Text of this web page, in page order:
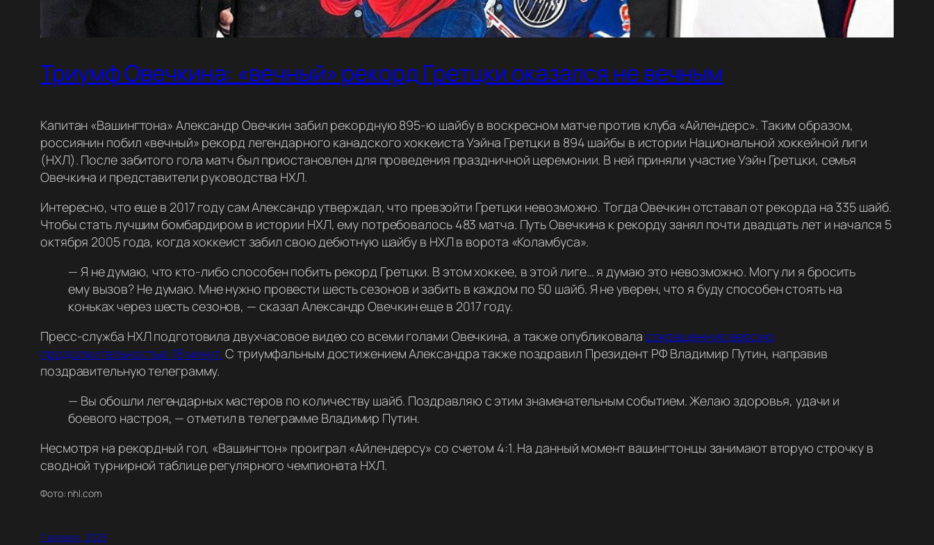
Триумф Овечкина: «вечный» рекорд Гретцки оказался не вечным
Капитан «Вашингтона» Александр Овечкин забил рекордную 895-ю шайбу в воскресном матче против клуба «Айлендерс». Таким образом,
россиянин побил «вечный» рекорд легендарного канадского хоккеиста Уэйна Гретцки в 894 шайбы в истории Национальной хоккейной лиги
(НХЛ). После забитого гола матч был приостановлен для проведения праздничной церемонии. В ней приняли участие Уэйн Гретцки, семья
Овечкина и представители руководства НХЛ.
Интересно, что еще в 2017 году сам Александр утверждал, что превзойти Гретцки невозможно. Тогда Овечкин отставал от рекорда на 335 шайб.
Чтобы стать лучшим бомбардиром в истории НХЛ, ему потребовалось 483 матча. Путь Овечкина к рекорду занял почти двадцать лет и начался 5
октября 2005 года, когда хоккеист забил свою дебютную шайбу в НХЛ в ворота «Коламбуса».
— Я не думаю, что кто-либо способен побить рекорд Гретцки. В этом хоккее, в этой лиге… я думаю это невозможно. Могу ли я бросить
ему вызов? Не думаю. Мне нужно провести шесть сезонов и забить в каждом по 50 шайб. Я не уверен, что я буду способен стоять на
коньках через шесть сезонов, — сказал Александр Овечкин еще в 2017 году.
Пресс-служба НХЛ подготовила двухчасовое видео со всеми голами Овечкина, а также опубликовала сокращенную версию
продолжительностью 18 минут. С триумфальным достижением Александра также поздравил Президент РФ Владимир Путин, направив
поздравительную телеграмму.
— Вы обошли легендарных мастеров по количеству шайб. Поздравляю с этим знаменательным событием. Желаю здоровья, удачи и
боевого настроя, — отметил в телеграмме Владимир Путин.
Несмотря на рекордный гол, «Вашингтон» проиграл «Айлендерсу» со счетом 4:1. На данный момент вашингтонцы занимают вторую строчку в
сводной турнирной таблице регулярного чемпионата НХЛ.
Фото: nhl.com
7 апреля, 2025